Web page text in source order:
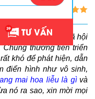
một căn bệnh xã hội
thường tiến triển
khó để phát hiện, dẫn
điển hình như vô sinh,
mai hoa liễu là gìvà
nó ra sao, xin mời mọi